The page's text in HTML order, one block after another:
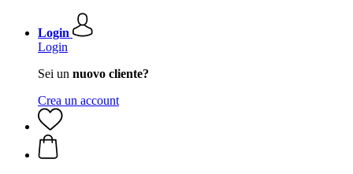
Login
Login
Sei un nuovo cliente?
Crea un account